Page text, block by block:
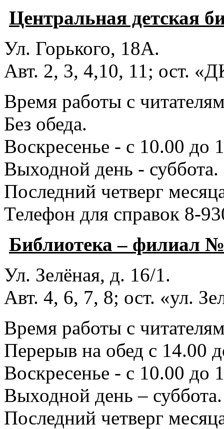
Центральная детская
Ул. Горького, 18А.
Авт. 2, 3, 4,10, 11; ост.
Время работы с
Без обеда.
Воскресенье - с 10.00 до
Выходной день - суббота.
Последний четверг
Телефон для справок 8-
Библиотека – филиал
Ул. Зелёная, д. 16/1.
Авт. 4, 6, 7, 8; ост. «ул.
Время работы с
Перерыв на обед с 14.00
Воскресенье - с 10.00 до
Выходной день – суббота.
Последний четверг